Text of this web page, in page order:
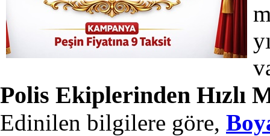
Polis Ekiplerinden Hızlı
Edinilen bilgilere göre,